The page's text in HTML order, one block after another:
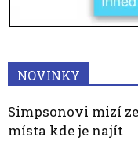
NOVINKY
Simpsonovi mizí
místa kde je najít